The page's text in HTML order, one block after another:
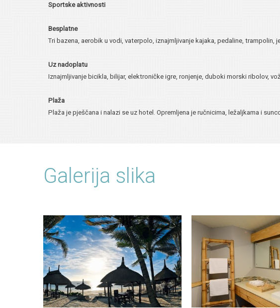
Sportske aktivnosti
Besplatne
Tri bazena, aerobik u vodi, vaterpolo, iznajmljivanje kajaka, pedaline,
Uz nadoplatu
Iznajmljivanje bicikla, bilijar, elektroničke igre, ronjenje, duboki morski ribolov,
Plaža
Plaža je pješčana i nalazi se uz hotel. Opremljena je ručnicima, ležaljkama i
Galerija slika